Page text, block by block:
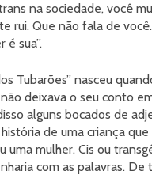
na sociedade, você
rui. Que não fala de
é sua”.
Tubarões” nasceu
deixava o seu conto
alguns bocados de
de uma criança
uma mulher. Cis ou
com as palavras.